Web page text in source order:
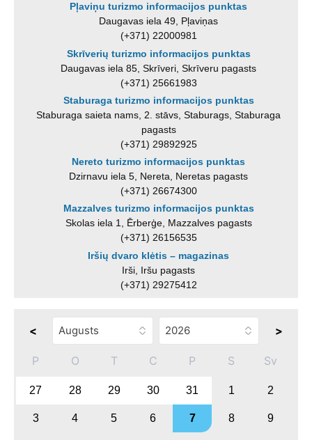
Pļaviņu turizmo informacijos punktas
Daugavas iela 49, Pļaviņas
(+371) 22000981
Skrīverių turizmo informacijos punktas
Daugavas iela 85, Skrīveri, Skrīveru pagasts
(+371) 25661983
Staburaga turizmo informacijos punktas
Staburaga saieta nams, 2. stāvs, Staburags, Staburaga
pagasts
(+371) 29892925
Nereto turizmo informacijos punktas
Dzirnavu iela 5, Nereta, Neretas pagasts
(+371) 26674300
Mazzalves turizmo informacijos punktas
Skolas iela 1, Ērberģe, Mazzalves pagasts
(+371) 26156535
Iršių dvaro klėtis – magazinas
Irši, Iršu pagasts
(+371) 29275412
< >
P O T C P S Sv
27 28 29 30 31 1 2
3 4 5 6 7 8 9